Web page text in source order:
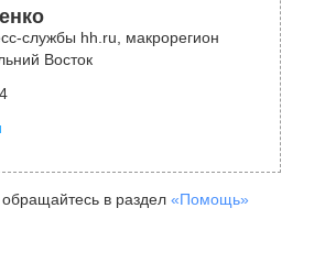
службы hh.ru, макрорегион
Восток
в раздел «Помощь»